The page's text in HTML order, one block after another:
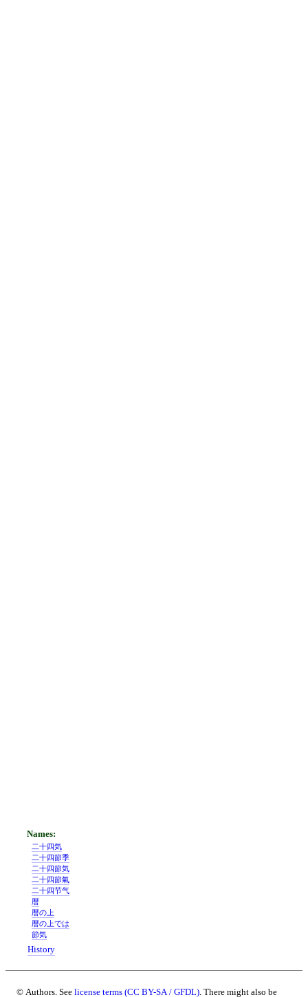
二十四気
二十四節季
二十四節気
二十四節氣
二十四节气
暦
暦の上
暦の上では
節気
History
© Authors. See license terms (CC BY-SA / GFDL)